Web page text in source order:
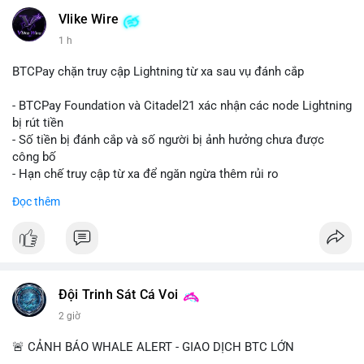
dấu hiệu của việc gom ví lạnh hoặc chuẩn bị thanh khoản cho
giao dịch OTC. Áp lực bán trực tiếp lên sàn là thấp, nhưng tâm
lớn.
Nhà đầu tư nhỏ lẻ nên theo dõi xác nhận giao dịch và dòng
tiền tiếp theo từ ví nguồn. Không nên hành động vội vàng dựa
trên một giao dịch đơn lẻ; hãy quan sát thêm 2-3 khối lượng
tương tự trong 24 giờ tới để xác định xu hướng rõ ràng.
Vlike Wire
1 h
BTCPay chặn truy cập Lightning từ xa sau vụ đánh cắp
- BTCPay Foundation và Citadel21 xác nhận các node Lightning
bị rút tiền
- Số tiền bị đánh cắp và số người bị ảnh hưởng chưa được
công bố
- Hạn chế truy cập từ xa để ngăn ngừa thêm rủi ro
#binancesquare
$btc
📰 Nguồn: Cointelegraph
Đọc thêm
Đội Trinh Sát Cá Voi
2 giờ
🚨 CẢNH BÁO WHALE ALERT - GIAO DỊCH BTC LỚN